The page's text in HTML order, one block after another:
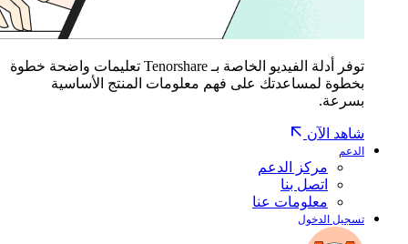
توفر أدلة الفيديو الخاصة بـ Tenorshare تعليمات واضحة خطوة
بخطوة لمساعدتك على فهم معلومات المنتج الأساسية
بسرعة.
شاهد الآن
الدعم
مركز الدعم
اتصل بنا
معلومات عنا
تسجيل الدخول